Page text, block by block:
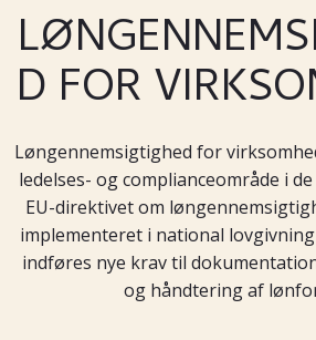
D FOR
Løngennemsigtighed for
ledelses- og complianceområde i
EU-direktivet om
implementeret i national lovgivning
indføres nye krav til
og håndtering af